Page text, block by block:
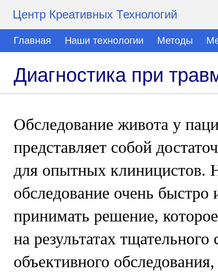
Центр Креативных Технологий
Главная Наши технологии Методы
Диагностика при
Обследование живота у
представляет собой
для опытных клиницистов.
обследование очень быстро
принимать решение,
на результатах
объективного